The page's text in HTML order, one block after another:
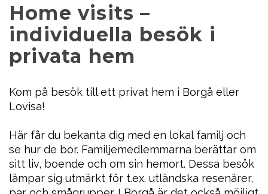
Home visits –
individuella besök i
privata hem
Kom på besök till ett privat hem i Borgå eller
Lovisa!
Här får du bekanta dig med en lokal familj och
se hur de bor. Familjemedlemmarna berättar om
sitt liv, boende och om sin hemort. Dessa besök
lämpar sig utmärkt för t.ex. utländska resenärer,